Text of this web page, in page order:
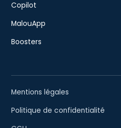
Copilot
MalouApp
Boosters
Mentions légales
Politique de confidentialité